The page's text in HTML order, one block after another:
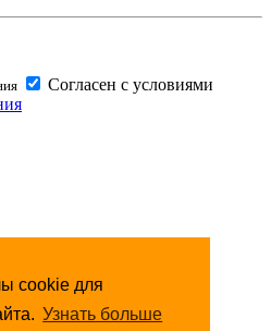
cookie для
Узнать больше
Согласен с условиями